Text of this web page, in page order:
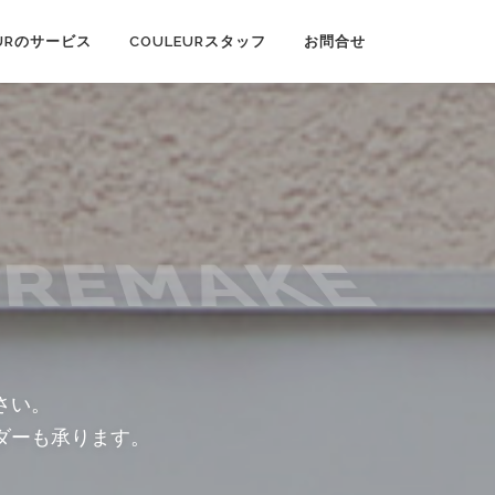
のサービス COULEURスタッフ お問合せ
。
も承ります。